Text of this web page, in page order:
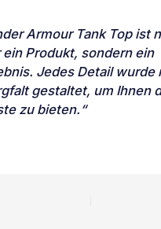
Armour Tank Top ist
ein Produkt, sondern ein
Jedes Detail wurde
gestaltet, um Ihnen
zu bieten.“